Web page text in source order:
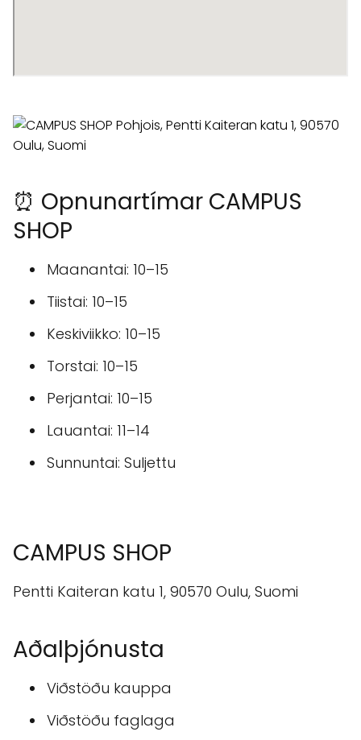
⏰ Opnunartímar CAMPUS
SHOP
Maanantai: 10–15
Tiistai: 10–15
Keskiviikko: 10–15
Torstai: 10–15
Perjantai: 10–15
Lauantai: 11–14
Sunnuntai: Suljettu
CAMPUS SHOP
Pentti Kaiteran katu 1, 90570 Oulu, Suomi
Aðalþjónusta
Viðstöðu kauppa
Viðstöðu faglaga